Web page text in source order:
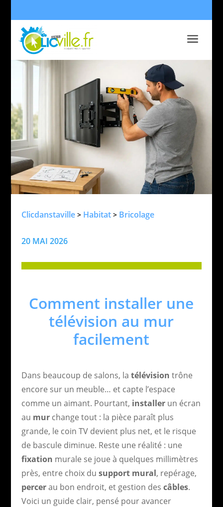
a
Clicdanstaville> Habitat> Bricolage
20 MAI 2026
Comment installer une
télévision au mur
facilement
Dans beaucoup de salons, la télévision trône
encore sur un meuble… et capte l’espace
comme un aimant. Pourtant, installerun écran
au murchange tout : la pièce paraît plus
grande, le coin TV devient plus net, et le risque
de bascule diminue. Reste une réalité : une
fixation murale se joue à quelques millimètres
près, entre choix du support mural, repérage,
percerau bon endroit, et gestion des câbles.
Voici un guide clair, pensé pour avancer